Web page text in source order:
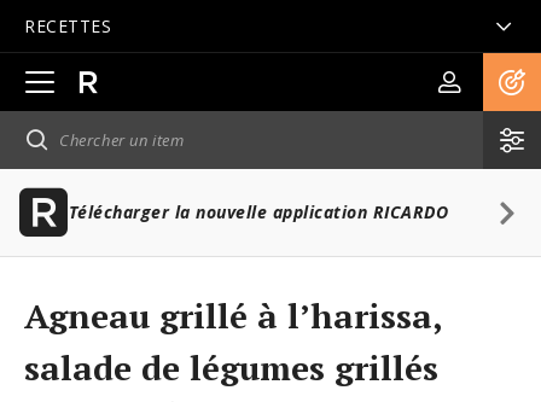
RECETTES
Ouvrir
la
navigation
principale
Télécharger la nouvelle application RICARDO
Agneau grillé à l’harissa,
salade de légumes grillés